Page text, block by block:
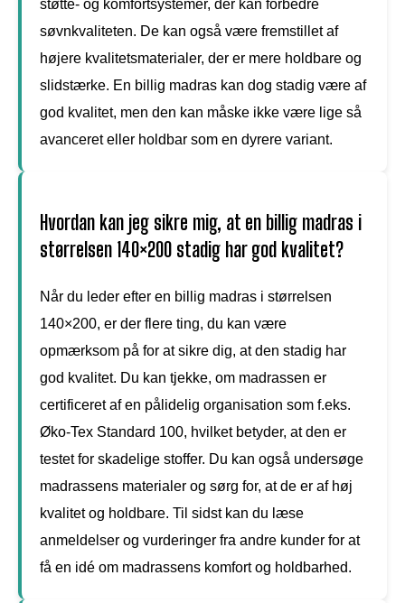
støtte- og komfortsystemer, der kan forbedre
søvnkvaliteten. De kan også være fremstillet af
højere kvalitetsmaterialer, der er mere holdbare og
slidstærke. En billig madras kan dog stadig være af
god kvalitet, men den kan måske ikke være lige så
avanceret eller holdbar som en dyrere variant.
Hvordan kan jeg sikre mig, at en billig madras i
størrelsen 140×200 stadig har god kvalitet?
Når du leder efter en billig madras i størrelsen
140×200, er der flere ting, du kan være
opmærksom på for at sikre dig, at den stadig har
god kvalitet. Du kan tjekke, om madrassen er
certificeret af en pålidelig organisation som f.eks.
Øko-Tex Standard 100, hvilket betyder, at den er
testet for skadelige stoffer. Du kan også undersøge
madrassens materialer og sørg for, at de er af høj
kvalitet og holdbare. Til sidst kan du læse
anmeldelser og vurderinger fra andre kunder for at
få en idé om madrassens komfort og holdbarhed.